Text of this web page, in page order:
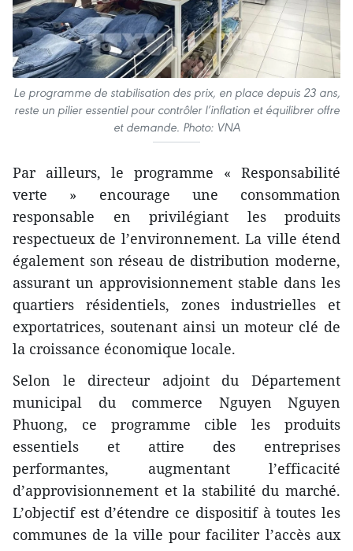
Le programme de stabilisation des prix, en place depuis 23 ans,
reste un pilier essentiel pour contrôler l’inflation et équilibrer offre
et demande. Photo: VNA
Par ailleurs, le programme « Responsabilité
verte » encourage une consommation
responsable en privilégiant les produits
respectueux de l’environnement. La ville étend
également son réseau de distribution moderne,
assurant un approvisionnement stable dans les
quartiers résidentiels, zones industrielles et
exportatrices, soutenant ainsi un moteur clé de
la croissance économique locale.
Selon le directeur adjoint du Département
municipal du commerce Nguyen Nguyen
Phuong, ce programme cible les produits
essentiels et attire des entreprises
performantes, augmentant l’efficacité
d’approvisionnement et la stabilité du marché.
L’objectif est d’étendre ce dispositif à toutes les
communes de la ville pour faciliter l’accès aux